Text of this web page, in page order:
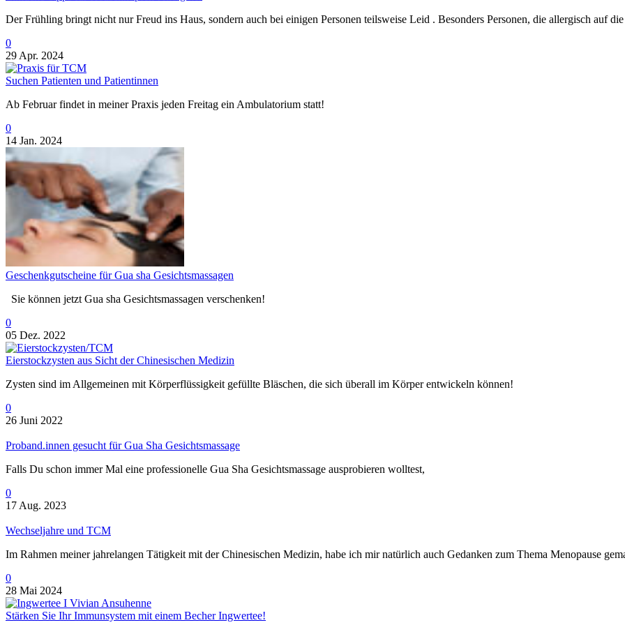
Der Frühling bringt nicht nur Freud ins Haus, sondern auch bei einigen Personen teilsweise Leid . Besonders Personen, die allergisch auf
0
29 Apr. 2024
Suchen Patienten und Patientinnen
Ab Februar findet in meiner Praxis jeden Freitag ein Ambulatorium statt!
0
14 Jan. 2024
Geschenkgutscheine für Gua sha Gesichtsmassagen
Sie können jetzt Gua sha Gesichtsmassagen verschenken!
0
05 Dez. 2022
Eierstockzysten aus Sicht der Chinesischen Medizin
Zysten sind im Allgemeinen mit Körperflüssigkeit gefüllte Bläschen, die sich überall im Körper entwickeln können!
0
26 Juni 2022
Proband.innen gesucht für Gua Sha Gesichtsmassage
Falls Du schon immer Mal eine professionelle Gua Sha Gesichtsmassage ausprobieren wolltest,
0
17 Aug. 2023
Wechseljahre und TCM
Im Rahmen meiner jahrelangen Tätigkeit mit der Chinesischen Medizin, habe ich mir natürlich auch Gedanken zum Thema Menopause
0
28 Mai 2024
Stärken Sie Ihr Immunsystem mit einem Becher Ingwertee!